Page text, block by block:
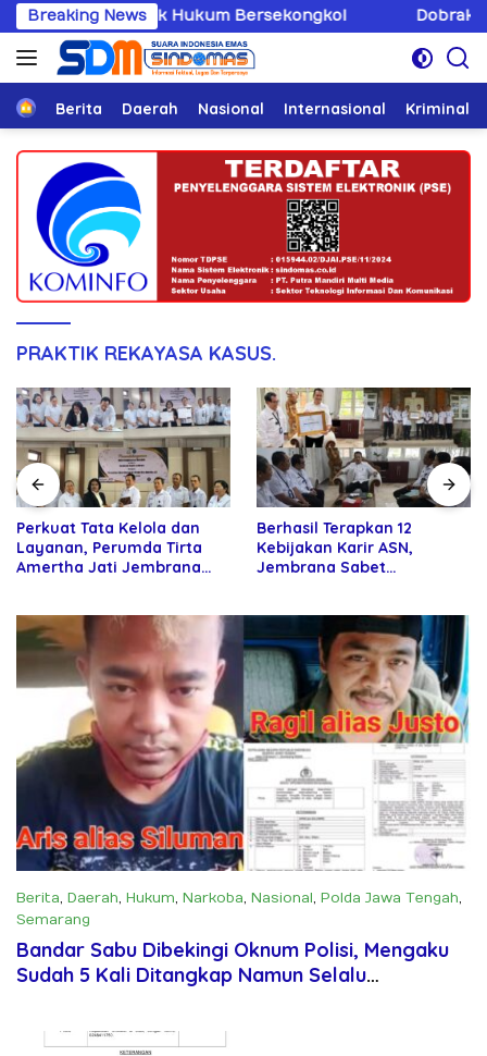
Langsung
ke
konten
Breaking News
Penegak Hukum Bersekongkol Dobrak Imunitas
HomeBerita Daerah Nasional Internasional Kriminal
PRAKTIK REKAYASA KASUS.
Perkuat Tata Kelola dan
Layanan, Perumda Tirta
Amertha Jati Jembrana
Berhasil Terapkan 12
Kebijakan Karir ASN,
Jembrana Sabet
Berita, Daerah, Hukum, Narkoba, Nasional, Polda Jawa Tengah,
Semarang
Oktober 9, 2025
Bandar Sabu Dibekingi Oknum Polisi, Mengaku
Sudah 5 Kali Ditangkap Namun Selalu